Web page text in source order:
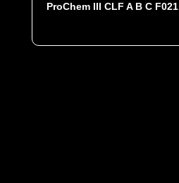
ProChem III CLF A B C F021